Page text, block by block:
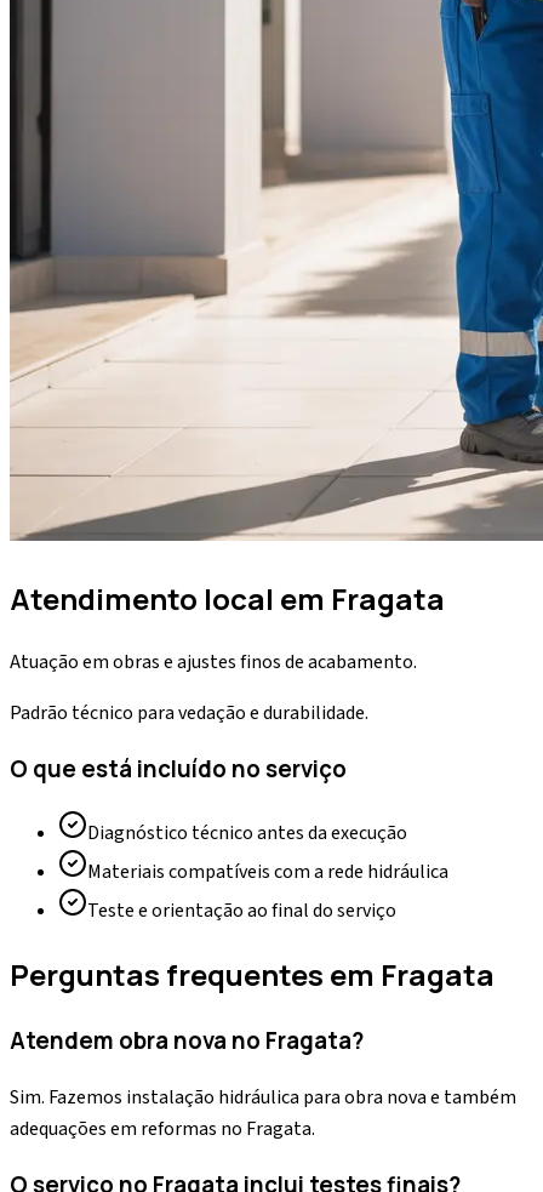
Atendimento local em Fragata
Atuação em obras e ajustes finos de acabamento.
Padrão técnico para vedação e durabilidade.
O que está incluído no serviço
Diagnóstico técnico antes da execução
Materiais compatíveis com a rede hidráulica
Teste e orientação ao final do serviço
Perguntas frequentes em Fragata
Atendem obra nova no Fragata?
Sim. Fazemos instalação hidráulica para obra nova e também
adequações em reformas no Fragata.
O serviço no Fragata inclui testes finais?